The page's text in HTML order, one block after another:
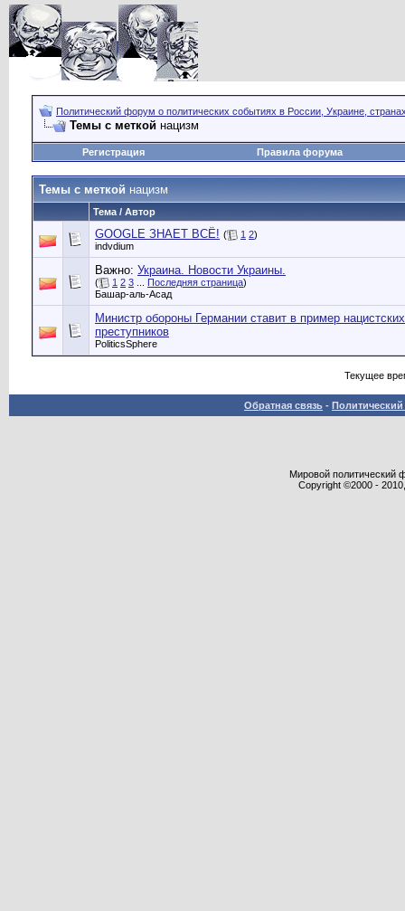
Политический форум о политических событиях в России, Украине,
Темы с меткой нацизм
Регистрация Правила форума
Темы с меткой нацизм
Тема / Автор
GOOGLE ЗНАЕТ ВСЁ! ( 1 2)
indvdium
Важно: Украина. Новости Украины.
( 1 2 3 Последняя страница)
Башар-аль-Асад
Министр обороны Германии ставит в пример нацистских
преступников
PoliticsSphere
Текущее
Обратная связь -
Мировой политический
Copyright ©2000 -